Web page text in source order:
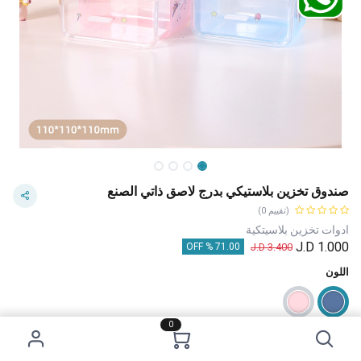
0
صندوق تخزين بلاستيكي بدرج لاصق ذاتي الصنع
(تقييم 0)
ادوات تخزين بلاسيتكية
1.000
3.400
J.D
71.00 % OFF
اللون